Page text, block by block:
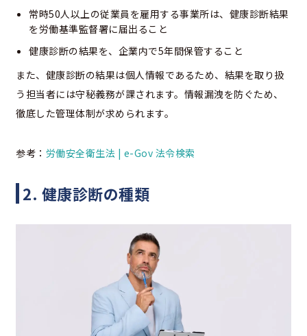
常時50人以上の従業員を雇用する事業所は、健康診断結果
を労働基準監督署に届出ること
健康診断の結果を、企業内で5年間保管すること
また、健康診断の結果は個人情報であるため、結果を取り扱
う担当者には守秘義務が課されます。情報漏洩を防ぐため、
徹底した管理体制が求められます。
参考： 労働安全衛生法 | e-Gov 法令検索
2. 健康診断の種類